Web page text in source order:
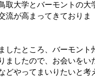
取大学とバーモントの大
流が高まってきておりま
したところ、バーモント
ましたので、お会いをい
どやってまいりたいと考